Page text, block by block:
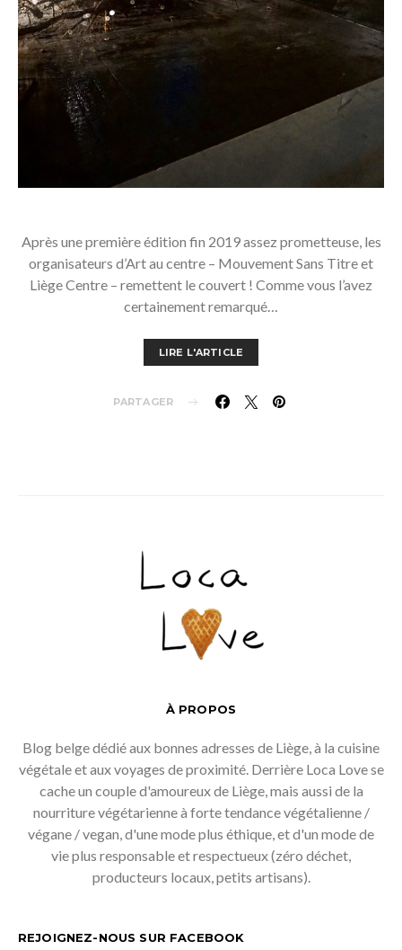
Après une première édition fin 2019 assez prometteuse, les
organisateurs d’Art au centre – Mouvement Sans Titre et
Liège Centre – remettent le couvert ! Comme vous l’avez
certainement remarqué…
LIRE L'ARTICLE
PARTAGER
À PROPOS
Blog belge dédié aux bonnes adresses de Liège, à la cuisine
végétale et aux voyages de proximité. Derrière Loca Love se
cache un couple d'amoureux de Liège, mais aussi de la
nourriture végétarienne à forte tendance végétalienne /
végane / vegan, d'une mode plus éthique, et d'un mode de
vie plus responsable et respectueux (zéro déchet,
producteurs locaux, petits artisans).
REJOIGNEZ-NOUS SUR FACEBOOK